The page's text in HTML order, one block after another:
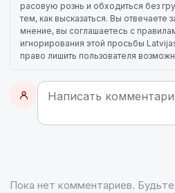
расовую рознь и обходиться без
тем, как высказаться. Вы отвечаете
мнение, вы соглашаетесь с
игнорирования этой просьбы
право лишить пользователя
Пока нет комментариев.